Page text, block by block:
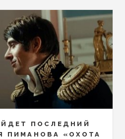
ПОСЛЕДНИЙ
ПИМАНОВА «ОХОТА